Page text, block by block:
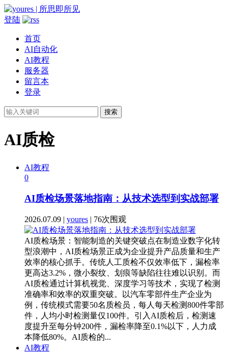
登陆
首页
AI自动化
AI教程
服务器
留言本
登录
搜索
AI质检
AI教程
0
AI质检场景落地指南：从技术选型到实战部署
2026.07.09 | youres | 76次围观
AI质检场景：智能制造的关键突破点在制造业数字化转
型浪潮中，AI质检场景正成为企业提升产品质量和生产
效率的核心抓手。传统人工质检不仅效率低下，漏检率
更高达3.2%，微小裂纹、划痕等缺陷往往难以识别。而
AI质检通过计算机视觉、深度学习等技术，实现了检测
准确率和效率的双重突破。以汽车零部件生产企业为
例，传统模式需要50名质检员，每人每天检测800件零部
件，人均小时检测量仅100件。引入AI质检后，检测速
度提升至每分钟200件，漏检率降至0.1%以下，人力成
本降低80%。AI质检的...
AI教程